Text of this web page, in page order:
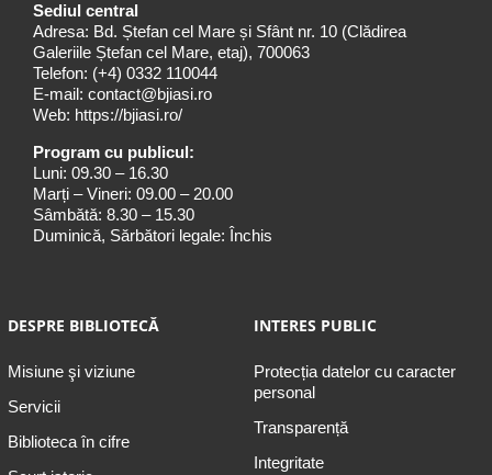
Sediul central
Adresa: Bd. Ștefan cel Mare și Sfânt nr. 10 (Clădirea
Galeriile Ștefan cel Mare, etaj), 700063
Telefon: (+4) 0332 110044
E-mail: contact@bjiasi.ro
Web: https://bjiasi.ro/
Program cu publicul:
Luni: 09.30 – 16.30
Marți – Vineri: 09.00 – 20.00
Sâmbătă: 8.30 – 15.30
Duminică, Sărbători legale: Închis
DESPRE BIBLIOTECĂ
Misiune şi viziune
Servicii
Biblioteca în cifre
INTERES PUBLIC
Protecția datelor cu caracter
personal
Transparență
Integritate